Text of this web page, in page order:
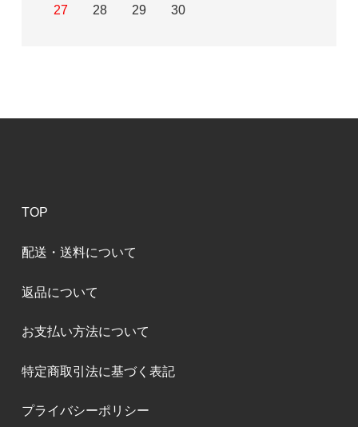
27 28 29 30
TOP
配送・送料について
返品について
お支払い方法について
特定商取引法に基づく表記
プライバシーポリシー